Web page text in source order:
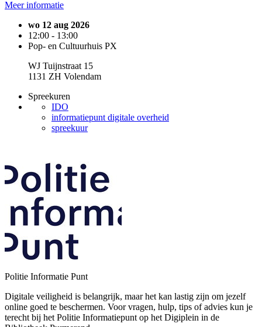
Meer informatie
wo 12 aug 2026
12:00 - 13:00
Pop- en Cultuurhuis PX
WJ Tuijnstraat 15
1131 ZH Volendam
Spreekuren
IDO
informatiepunt digitale overheid
spreekuur
Politie Informatie Punt
Digitale veiligheid is belangrijk, maar het kan lastig zijn om jezelf
online goed te beschermen. Voor vragen, hulp, tips of advies kun je
terecht bij het Politie Informatiepunt op het Digiplein in de